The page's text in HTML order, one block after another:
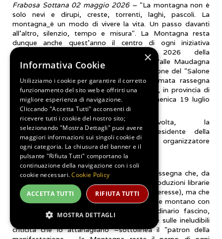
Frabosa Sottana 02 maggio 2026– "La montagna non è
solo nevi e dirupi, creste, torrenti, laghi, pascoli. La
montagna è un modo di vivere la vita. Un passo davanti
all'altro, silenzio, tempo e misura". La Montagna resta
dunque anche quest’anno il centro di ogni iniziativa
promossa nell’ambito dell’edizione 2026 della
manifestazione. L'Associazione Culturale Valle Maudagna
annuncia l'organizzazione della 12ma edizione del "Salone
del Libro di Montagna", popolare e rinomata rassegna
culturale in programma a Frabosa Sottana, in provincia di
Cuneo, nelle giornate di sabato 18 e domenica 19 luglio
prossimi.
Grande, ancora una volta, la
soddisfazione di Gianni Dulbecco, presidente della
Associazione Culturale Valle Maudagna e organizzatore
dell'evento.
«Ogni anno una candelina in più per una rassegna che, da
sempre, dirige lo sguardo verso le nuove produzioni librarie
(che non sono poche e tutte di notevole interesse), ma che
è attenta a tutto ciò che riguarda l'ambiente montano con
le sue innumerevoli bellezze, il suo straordinario fascino,
ponendo però anche particolare attenzione sulle ineludibili
criticità che lo attanagliano –sottolinea il "patron della
×
Informativa Cookie
Utilizziamo i cookie per garantire il corretto
funzionamento del sito web e offrirti una
migliore esperienza di navigazione.
Cliccando "Accetta Tutti" acconsenti di
ricevere tutti i cookie del nostro sito;
selezionando "Mostra Dettagli" puoi avere
maggiori informazioni sui singoli cookie di
ogni categoria. La chiusura del banner e il
pulsante "Rifiuta Tutti" comportano la
continuazione della navigazione con i soli
cookie necessari.Cookie Policy
ACCETTA TUTTI RIFIUTA TUTTI
MOSTRA DETTAGLI